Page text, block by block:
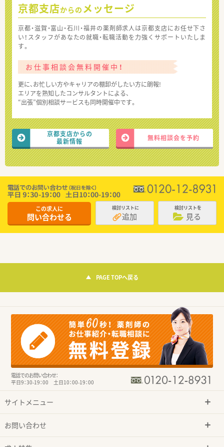
京都支店からの メッセージ
京都・滋賀・富山・石川・福井の薬剤師求人は京都支店にお任せ下さ
い！スタッフがあなたの就職・転職活動を力強くサポートいたしま
す。
お仕事相談会無料開催中！
更に、お忙しい方やキャリアの棚卸がしたい方に朗報!
エリアを熟知したコンサルタントによる、
“出張”個別相談サービスも同時開催中です。
京都支店からの
最新情報
無料相談会を予約
この求人に
問い合わせる
検討リストに
追加
検討リストを
見る
PAGE TOPへ戻る
電話でのお問い合わせ：
平日9：30-19：00 土日10：00-19：00
サイトメニュー
お問い合わせ